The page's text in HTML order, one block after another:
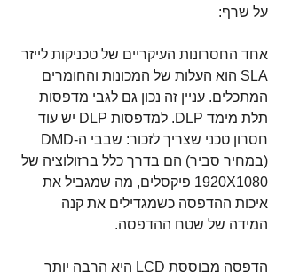
על שרף:
אחד החסרונות העיקריים של טכניקות לייזר
SLA הוא העלות של המכונות והחומרים
המתכלים. עניין זה נכון גם לגבי מדפסות
תלת מימד DLP. למדפסות DLP יש עוד
(במחיר סביר) הם בדרך כלל ברזולוציה של
1920X1080 פיקסלים, מה שמגביל את
איכות ההדפסה כשמגדילים את קנה
המידה של שטח ההדפסה.
הדפסה מבוססת LCD היא הרבה יותר